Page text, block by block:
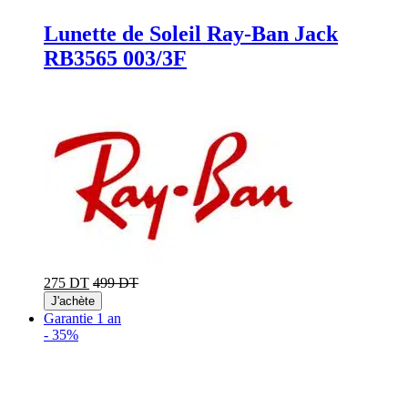
Lunette de Soleil Ray-Ban Jack
RB3565 003/3F
275 DT 499 DT
J'achète
Garantie 1 an
- 35%